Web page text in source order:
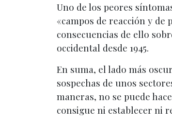
Uno de los peores
«campos de reacción y
consecuencias de ello
occidental desde 1945.
En suma, el lado más
sospechas de unos
maneras, no se puede
consigue ni establecer ni